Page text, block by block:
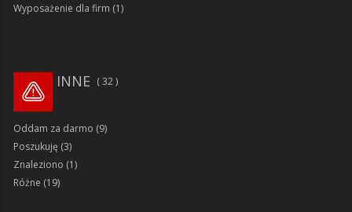
Wyposażenie dla firm (1)
32
INNE
Oddam za darmo (9)
Poszukuję (3)
Znaleziono (1)
Różne (19)